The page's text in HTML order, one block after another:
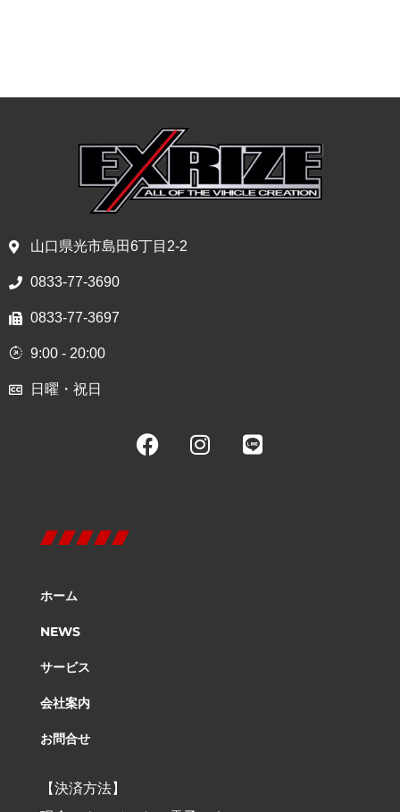
山口県光市島田6丁目2-2
0833-77-3690
0833-77-3697
9:00 - 20:00
日曜・祝日
ホーム
NEWS
サービス
会社案内
お問合せ
【決済方法】